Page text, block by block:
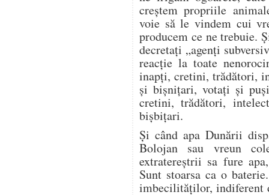
creștem propriile
voie să le vindem cui
producem ce ne trebuie.
decretați „agenți
reacție la toate
inapți, cretini, trădători,
și bișnițari, votați și
cretini, trădători,
bișbițari.
Și când apa Dunării
Bolojan sau vreun
extratereștrii sa fure
Sunt stoarsa ca o
imbecilităților, indiferent